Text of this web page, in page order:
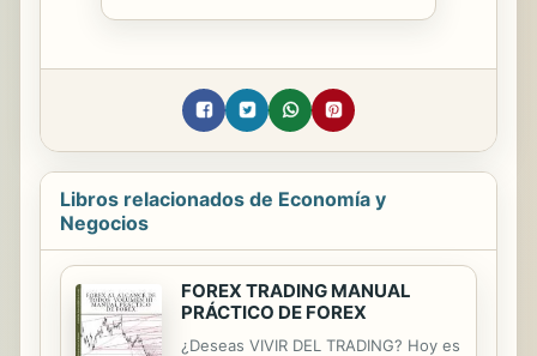
Libros relacionados de Economía y
Negocios
FOREX TRADING MANUAL
PRÁCTICO DE FOREX
¿Deseas VIVIR DEL TRADING? Hoy es